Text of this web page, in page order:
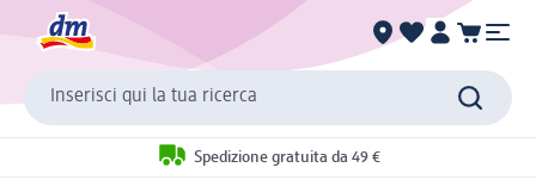
Inserisci qui la tua ricerca
Spedizione gratuita da 49 €